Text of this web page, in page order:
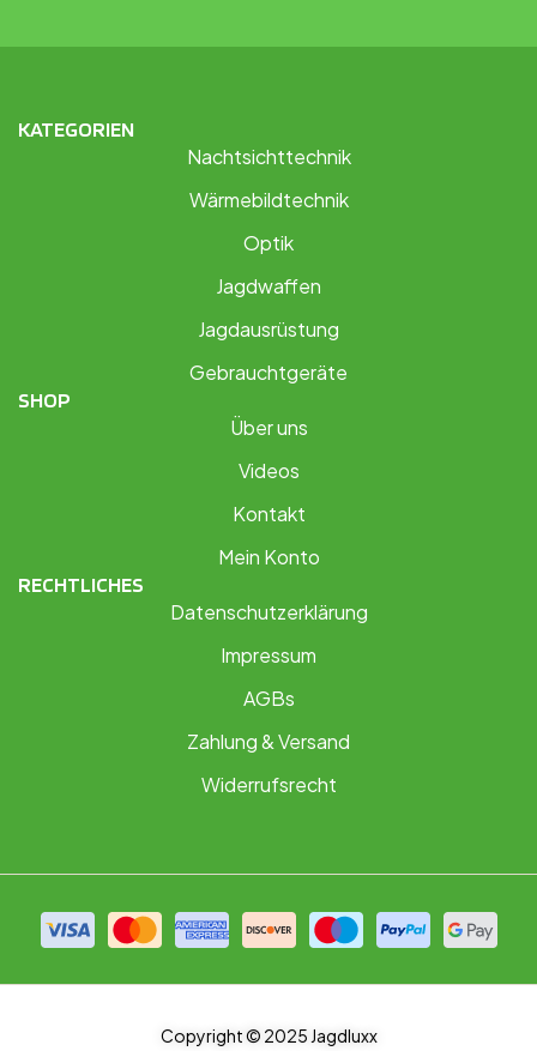
KATEGORIEN
Nachtsichttechnik
Wärmebildtechnik
Optik
Jagdwaffen
Jagdausrüstung
Gebrauchtgeräte
SHOP
Über uns
Videos
Kontakt
Mein Konto
RECHTLICHES
Datenschutzerklärung
Impressum
AGBs
Zahlung & Versand
Widerrufsrecht
Copyright © 2025 Jagdluxx